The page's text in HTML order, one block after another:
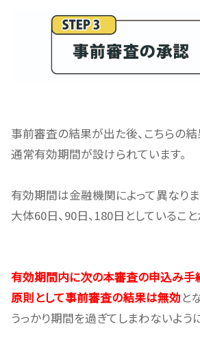
事前審査の結果が出た後、こちらの
通常有効期間が設けられています。
有効期間は金融機関によって異なりま
大体60日、90日、180日としていること
有効期間内に次の本審査の申込み手
原則として事前審査の結果は無効と
うっかり期間を過ぎてしまわないよう